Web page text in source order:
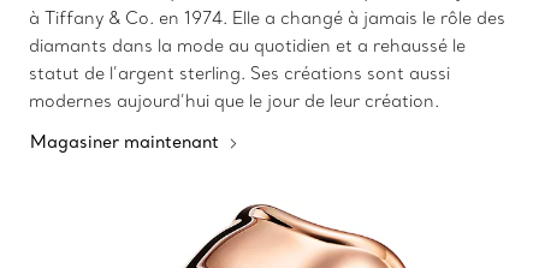
à Tiffany & Co. en 1974. Elle a changé à jamais le rôle des
diamants dans la mode au quotidien et a rehaussé le
statut de l’argent sterling. Ses créations sont aussi
modernes aujourd’hui que le jour de leur création.
Magasiner maintenant